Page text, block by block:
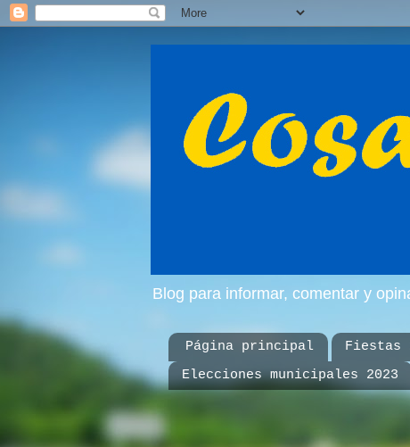
Blog para informar, comentar y
Página principal Fiestas
Elecciones municipales 2023